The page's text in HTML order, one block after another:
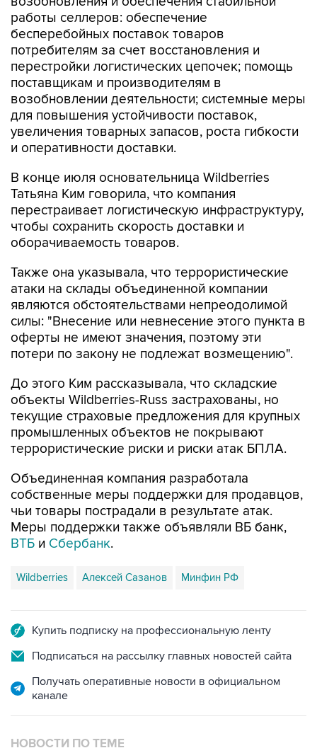
работы селлеров: обеспечение
бесперебойных поставок товаров
потребителям за счет восстановления и
перестройки логистических цепочек; помощь
поставщикам и производителям в
возобновлении деятельности; системные меры
для повышения устойчивости поставок,
увеличения товарных запасов, роста гибкости
и оперативности доставки.
В конце июля основательница Wildberries
Татьяна Ким говорила, что компания
перестраивает логистическую инфраструктуру,
чтобы сохранить скорость доставки и
оборачиваемость товаров.
Также она указывала, что террористические
атаки на склады объединенной компании
являются обстоятельствами непреодолимой
силы: "Внесение или невнесение этого пункта в
оферты не имеют значения, поэтому эти
потери по закону не подлежат возмещению".
До этого Ким рассказывала, что складские
объекты Wildberries-Russ застрахованы, но
текущие страховые предложения для крупных
промышленных объектов не покрывают
террористические риски и риски атак БПЛА.
Объединенная компания разработала
собственные меры поддержки для продавцов,
чьи товары пострадали в результате атак.
Меры поддержки также объявляли ВБ банк,
ВТБ и Сбербанк.
Wildberries Алексей Сазанов Минфин РФ
Купить подписку на профессиональную ленту
Подписаться на рассылку главных новостей сайта
Получать оперативные новости в официальном
канале
НОВОСТИ ПО ТЕМЕ